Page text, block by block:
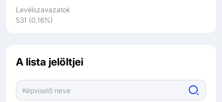
Levélszavazatok
531 (0,16%)
A lista jelöltjei